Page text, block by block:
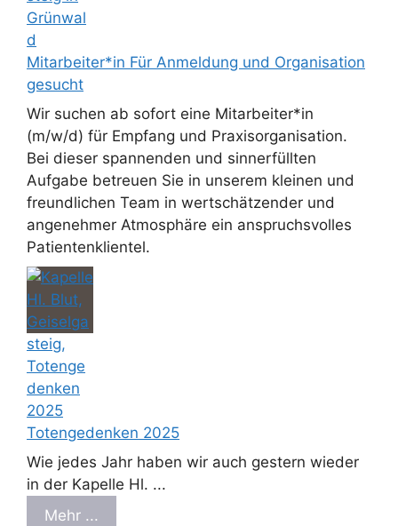
Mitarbeiter*in Für Anmeldung und Organisation
gesucht
Wir suchen ab sofort eine Mitarbeiter*in
(m/w/d) für Empfang und Praxisorganisation.
Bei dieser spannenden und sinnerfüllten
Aufgabe betreuen Sie in unserem kleinen und
freundlichen Team in wertschätzender und
angenehmer Atmosphäre ein anspruchsvolles
Patientenklientel.
Totengedenken 2025
Wie jedes Jahr haben wir auch gestern wieder
in der Kapelle Hl. ...
Mehr ...